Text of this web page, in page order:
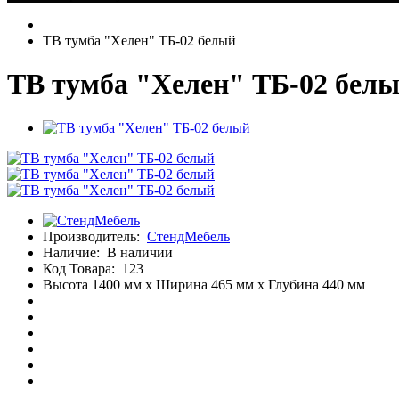
ТВ тумба "Хелен" ТБ-02 белый
ТВ тумба "Хелен" ТБ-02
Производитель: СтендМебель
Наличие: В наличии
Код Товара: 123
Высота 1400 мм x Ширина 465 мм x Глубина 440 мм